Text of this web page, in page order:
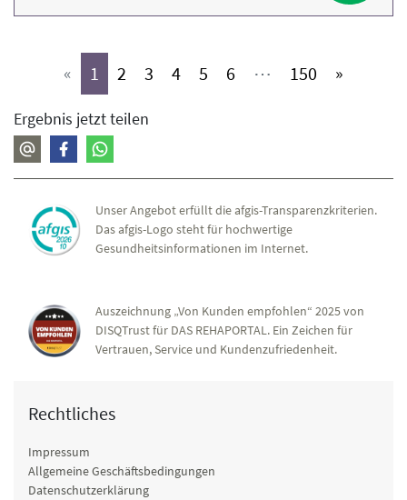
« 1 (aktiv)
2 (aktiv)
3 (aktiv)
4(aktiv)
5 (aktiv)
6 (aktiv)
⋯ 150 (aktiv)
»
Ergebnis jetzt teilen
Unser Angebot erfüllt die afgis-Transparenzkriterien.
Das afgis-Logo steht für hochwertige
Gesundheitsinformationen im Internet.
Auszeichnung „Von Kunden empfohlen“ 2025 von
DISQTrust für DAS REHAPORTAL. Ein Zeichen für
Vertrauen, Service und Kundenzufriedenheit.
Rechtliches
Impressum
Allgemeine Geschäftsbedingungen
Datenschutzerklärung